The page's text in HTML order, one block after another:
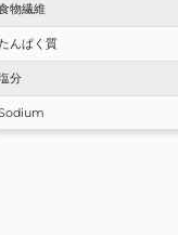
物繊維
んぱく質
分